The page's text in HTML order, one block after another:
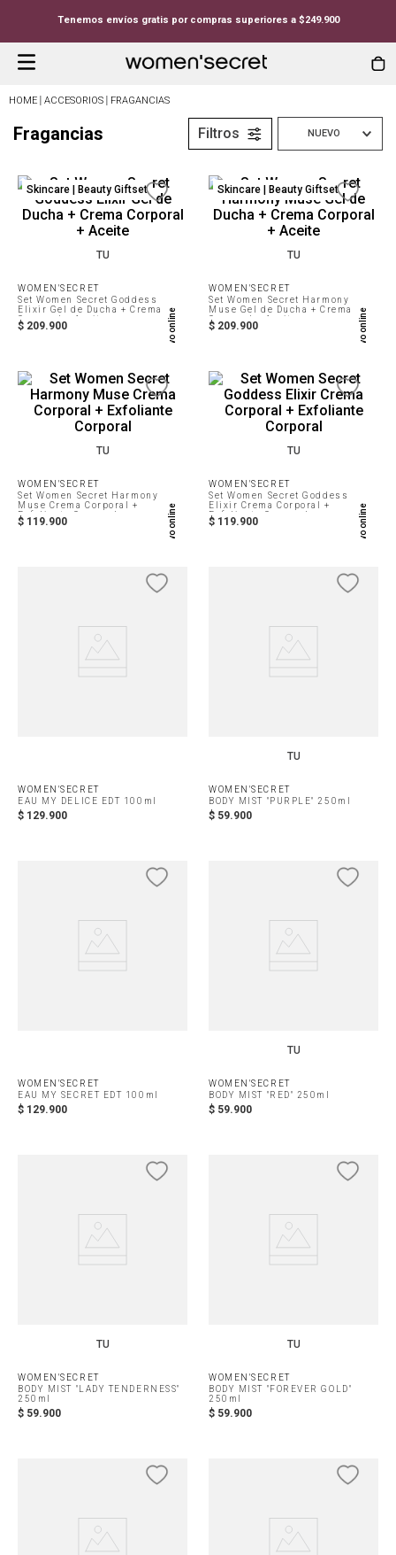
Tenemos envíos gratis por compras superiores a $249.900
ACCESORIOS FRAGANCIAS
Fragancias Filtros NUEVO
Exclusivo online
Skincare | Beauty Giftset
TU
WOMEN'SECRET
Set Women Secret Goddess
Elixir Gel de Ducha + Crema
Corporal + Aceite
$ 209.900 Exclusivo online
Skincare | Beauty Giftset
TU
WOMEN'SECRET
Set Women Secret Harmony
Muse Gel de Ducha + Crema
Corporal + Aceite
$ 209.900
Exclusivo online
TU
WOMEN'SECRET
Set Women Secret Harmony
Muse Crema Corporal +
Exfoliante Corporal
$ 119.900 Exclusivo online
TU
WOMEN'SECRET
Set Women Secret Goddess
Elixir Crema Corporal +
Exfoliante Corporal
$ 119.900
WOMEN'SECRET
EAU MY DELICE EDT 100ml
$ 129.900
TU
WOMEN'SECRET
BODY MIST "PURPLE" 250ml
$ 59.900
WOMEN'SECRET
EAU MY SECRET EDT 100ml
$ 129.900
TU
WOMEN'SECRET
BODY MIST "RED" 250ml
$ 59.900
TU
WOMEN'SECRET
BODY MIST "LADY TENDERNESS"
250ml
$ 59.900
TU
WOMEN'SECRET
BODY MIST "FOREVER GOLD"
250ml
$ 59.900